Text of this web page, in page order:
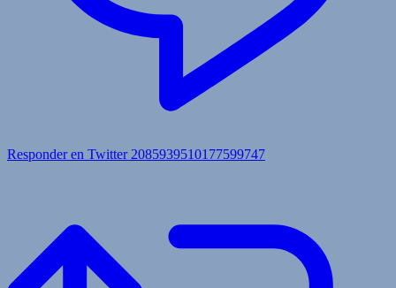
Responder en Twitter 2085939510177599747